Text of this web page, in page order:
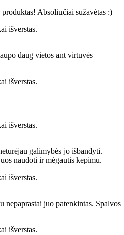
Absoliučiai sužavėtas :)
išverstas.
daug vietos ant virtuvės
išverstas.
išverstas.
galimybės jo išbandyti.
naudoti ir mėgautis kepimu.
išverstas.
juo patenkintas. Spalvos
išverstas.